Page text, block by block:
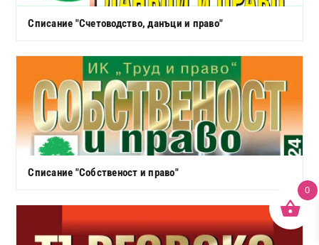
Списание "Счетоводство, данъци и право"
Списание "Собственост и право"
0